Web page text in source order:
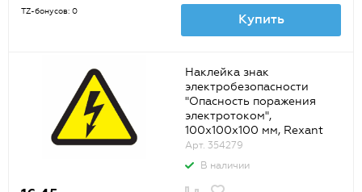
TZ-бонусов: 0 Купить
Наклейка знак
электробезопасности
"Опасность поражения
электротоком",
100х100х100 мм, Rexant
{56-0005}
Арт. 354279
В наличии